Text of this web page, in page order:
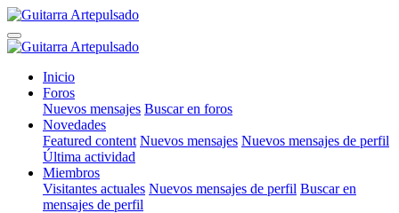
Inicio
Foros
Nuevos mensajes Buscar en foros
Novedades
Featured content Nuevos mensajes Nuevos mensajes de perfil
Última actividad
Miembros
Visitantes actuales Nuevos mensajes de perfil Buscar en
mensajes de perfil